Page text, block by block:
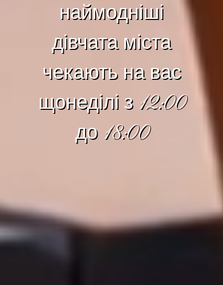
наймодніші
дівчата міста
чекають на вас
щонеділі з 12:00
до 18:00